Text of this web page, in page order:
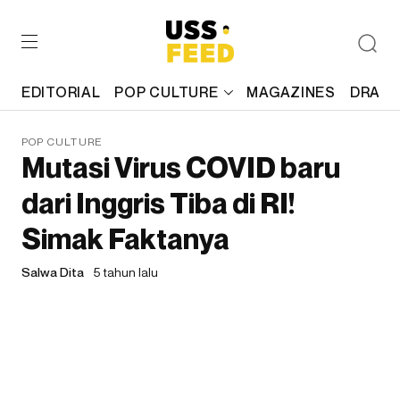
EDITORIAL POP CULTURE MAGAZINES
POP CULTURE
Mutasi Virus COVID baru
dari Inggris Tiba di RI!
Simak Faktanya
Salwa Dita 5 tahun lalu